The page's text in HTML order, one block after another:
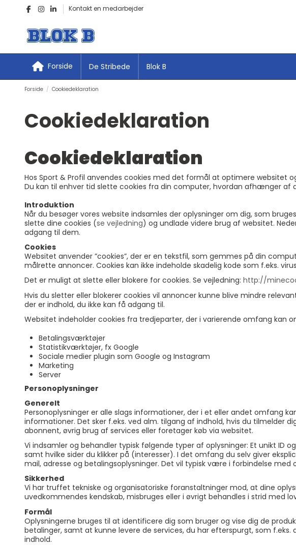
Kontakt en medarbejder
Forside De Stribede Blok B
Forside Cookiedeklaration
Cookiedeklaration
Cookiedeklaration
Hos Sport & Profil anvendes cookies med det formål at optimere
Du kan til enhver tid slette cookies fra din computer, hvordan afhænger af
Introduktion
Når du besøger vores website indsamles der oplysninger om dig, som
slette dine cookies (se vejledning) og undlade videre brug af websitet.
adgang til dem.
Cookies
Websitet anvender ”cookies”, der er en tekstfil, som gemmes på din
målrette annoncer. Cookies kan ikke indeholde skadelig kode som f.eks.
Det er muligt at slette eller blokere for cookies. Se vejledning: http://
Hvis du sletter eller blokerer cookies vil annoncer kunne blive mindre
der er indhold, du ikke kan få adgang til.
Websitet indeholder cookies fra tredjeparter, der i varierende omfang kan
Betalingsværktøjer
Statistikværktøjer, fx Google
Sociale medier plugin som Google og Instagram
Marketing
Server
Personoplysninger
Generelt
Personoplysninger er alle slags informationer, der i et eller andet omfang
informationer. Det sker f.eks. ved alm. tilgang af indhold, hvis du tilmelder
abonnent, øvrig brug af services eller foretager køb via websitet.
Vi indsamler og behandler typisk følgende typer af oplysninger: Et unikt ID
samt hvilke sider du klikker på (interesser). I det omfang du selv giver
mail, adresse og betalingsoplysninger. Det vil typisk være i forbindelse med
Sikkerhed
Vi har truffet tekniske og organisatoriske foranstaltninger mod, at dine
uvedkommendes kendskab, misbruges eller i øvrigt behandles i strid med
Formål
Oplysningerne bruges til at identificere dig som bruger og vise dig de
betalinger, samt at kunne levere de services, du har efterspurgt, som
indhold.